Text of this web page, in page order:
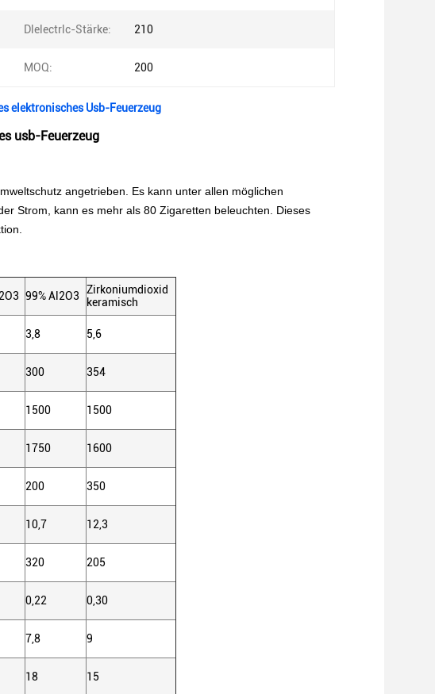
Dlelectrlc-Stärke: 210
MOQ: 200
elektronisches Usb-Feuerzeug
usb-Feuerzeug
angetrieben. Es kann unter allen möglichen
Strom, kann es mehr als 80 Zigaretten beleuchten. Dieses
99% Al2O3
Zirkoniumdioxid
keramisch
3,8 5,6
300 354
1500 1500
1750 1600
200 350
10,7 12,3
320 205
0,22 0,30
7,8 9
18 15